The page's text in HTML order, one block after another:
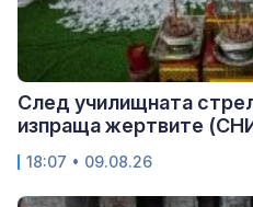
След училищната
изпраща жертвите
18:07 • 09.08.26